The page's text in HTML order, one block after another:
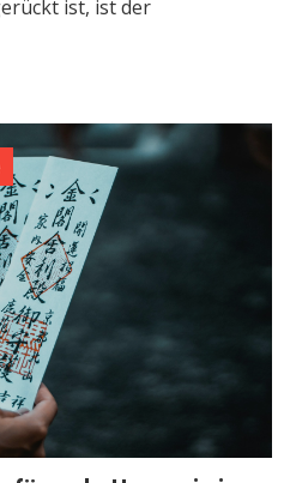
ist, ist der